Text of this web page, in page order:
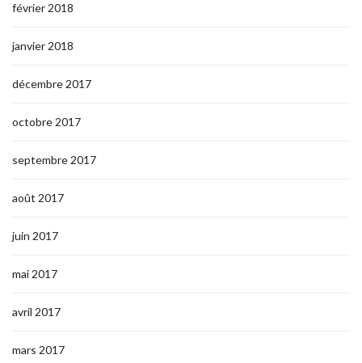
février 2018
janvier 2018
décembre 2017
octobre 2017
septembre 2017
août 2017
juin 2017
mai 2017
avril 2017
mars 2017